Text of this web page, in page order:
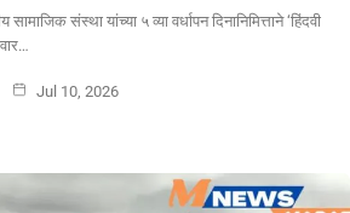
संस्था यांच्या ५ व्या वर्धापन दिनानिमित्ताने ‘हिंदवी
Jul 10, 2026